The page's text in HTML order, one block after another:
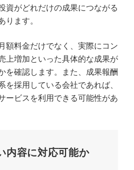
資がどれだけの成果につながる
ります。
額料金だけでなく、実際にコン
上増加といった具体的な成果が
を確認します。また、成果報酬
を採用している会社であれば、
ービスを利用できる可能性があ
内容に対応可能か